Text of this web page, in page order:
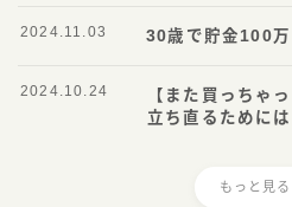
30歳で貯金100
2024.11.03
【また買っちゃ
立ち直るためには
2024.10.24
もっと見る